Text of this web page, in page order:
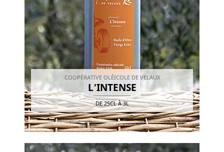
COOPÉRATIVE OLÉICOLE DE VELAUX
L'INTENSE
DE25CL À 3L